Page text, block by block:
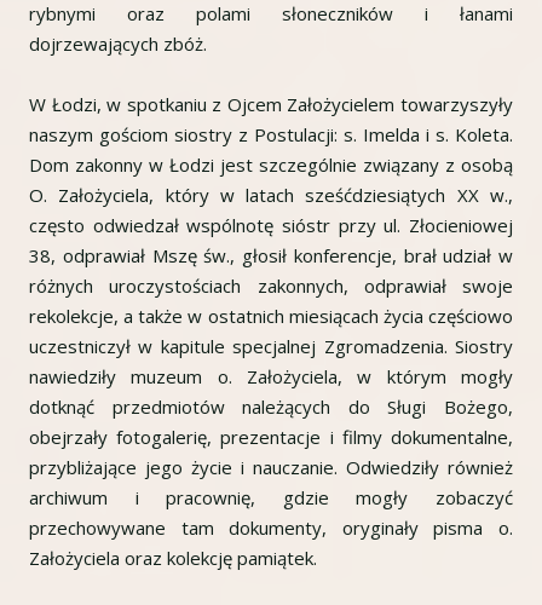
rybnymi oraz polami słoneczników i łanami
dojrzewających zbóż.
W Łodzi, w spotkaniu z Ojcem Założycielem towarzyszyły
naszym gościom siostry z Postulacji: s. Imelda i s. Koleta.
Dom zakonny w Łodzi jest szczególnie związany z osobą
O. Założyciela, który w latach sześćdziesiątych XX w.,
często odwiedzał wspólnotę sióstr przy ul. Złocieniowej
38, odprawiał Mszę św., głosił konferencje, brał udział w
różnych uroczystościach zakonnych, odprawiał swoje
rekolekcje, a także w ostatnich miesiącach życia częściowo
uczestniczył w kapitule specjalnej Zgromadzenia. Siostry
nawiedziły muzeum o. Założyciela, w którym mogły
dotknąć przedmiotów należących do Sługi Bożego,
obejrzały fotogalerię, prezentacje i filmy dokumentalne,
przybliżające jego życie i nauczanie. Odwiedziły również
archiwum i pracownię, gdzie mogły zobaczyć
przechowywane tam dokumenty, oryginały pisma o.
Założyciela oraz kolekcję pamiątek.